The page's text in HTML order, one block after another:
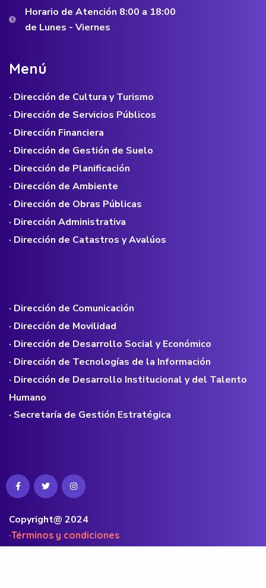
Horario de Atención 8:00 a 18:00
de Lunes - Viernes
Menú
· Dirección de Cultura y Turismo
· Dirección de Servicios Públicos
· Dirección Financiera
· Dirección de Gestión de Suelo
· Dirección de Planificación
· Dirección de Ambiente
· Dirección de Obras Públicas
· Dirección Administrativa
· Dirección de Catastros y Avalúos
· Dirección de Comunicación
· Dirección de Movilidad
· Dirección de Desarrollo Social y Económico
· Dirección de Tecnologías de la Información
· Dirección de Desarrollo Institucional y del Talento
Humano
· Secretaría de Gestión Estratégica
Copyright@ 2024
·Términos y condiciones